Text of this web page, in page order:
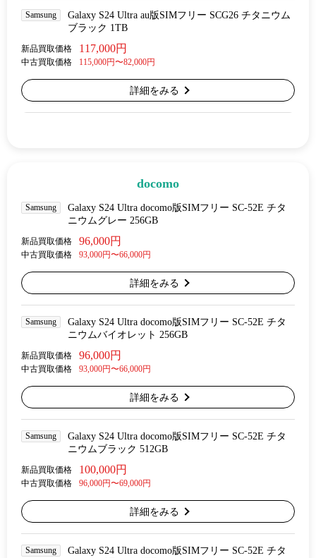
Samsung
Galaxy S24 Ultra au版SIMフリー SCG26 チタニウム
ブラック 1TB
新品買取価格 117,000円
中古買取価格 115,000円〜82,000円
詳細をみる
docomo
Samsung
Galaxy S24 Ultra docomo版SIMフリー SC-52E チタ
ニウムグレー 256GB
新品買取価格 96,000円
中古買取価格 93,000円〜66,000円
詳細をみる
Samsung
Galaxy S24 Ultra docomo版SIMフリー SC-52E チタ
ニウムバイオレット 256GB
新品買取価格 96,000円
中古買取価格 93,000円〜66,000円
詳細をみる
Samsung
Galaxy S24 Ultra docomo版SIMフリー SC-52E チタ
ニウムブラック 512GB
新品買取価格 100,000円
中古買取価格 96,000円〜69,000円
詳細をみる
Samsung
Galaxy S24 Ultra docomo版SIMフリー SC-52E チタ